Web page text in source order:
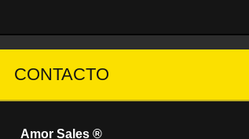
CONTACTO
Amor Sales ®